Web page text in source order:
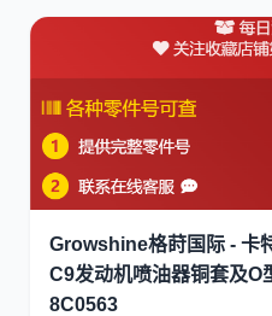
Growshine格莳国际 - 卡
C9发动机喷油器铜套及O
8C0563